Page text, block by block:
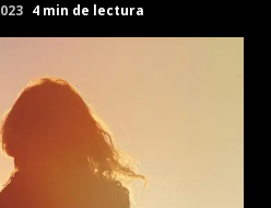
4 min de lectura